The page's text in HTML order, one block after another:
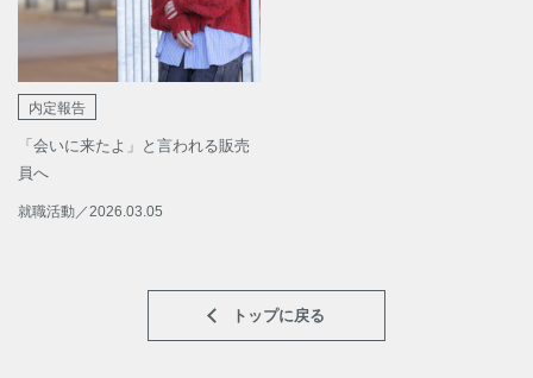
内定報告
「会いに来たよ」と言われる販売
員へ
就職活動／2026.03.05
トップに戻る